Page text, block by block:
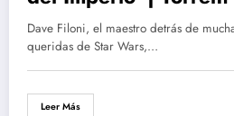
Español HD
Dave Filoni, el maestro detrás de
queridas de Star Wars,…
Leer Más